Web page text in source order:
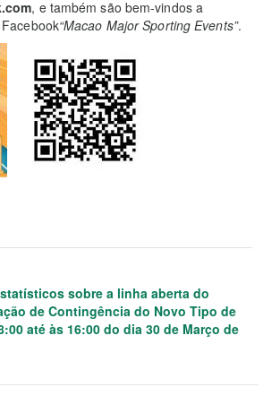
, e também são bem-vindos a
“Macao Major Sporting Events”.
sobre a linha aberta do
de Contingência do Novo Tipo de
até às 16:00 do dia 30 de Março de